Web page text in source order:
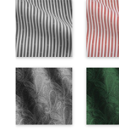
6000
6000
55.jpg
AK201-55 ブ
ラック 花柄
ドット キュ
DOLCELABY、
FairyRose
6000
AK201-
ンク
ット
ラ100％
6000
エロー
(AK201-
34/LT)
http://www.anys.co.jp/
34.jpg
AK201-34 イ
エロー 花柄
ドット キュ
ープル
33/LT)
http://
33.jpg
ープル
ドット
ライプブラッ
ク(AKL5300-
5/LT)
http://www.anys.co.jp/
ライプ
4/LT)
http://